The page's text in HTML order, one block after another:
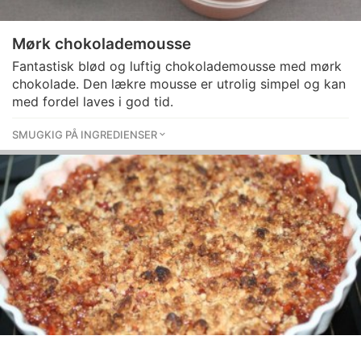
Mørk chokolademousse
Fantastisk blød og luftig chokolademousse med mørk
chokolade. Den lækre mousse er utrolig simpel og kan
med fordel laves i god tid.
SMUGKIG PÅ INGREDIENSER